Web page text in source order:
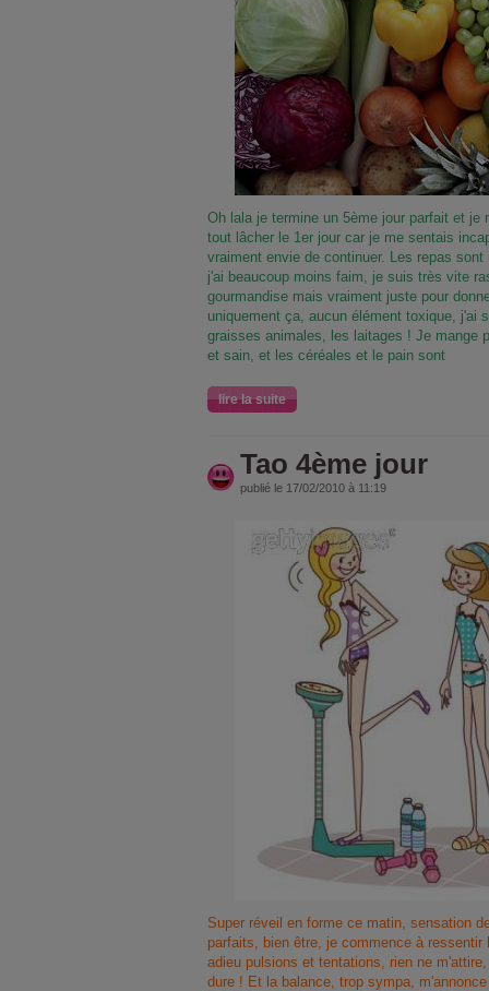
Oh lala je termine un 5ème jour parfait et je
tout lâcher le 1er jour car je me sentais
vraiment envie de continuer. Les repas
j'ai beaucoup moins faim, je suis très vite
gourmandise mais vraiment juste pour
uniquement ça, aucun élément toxique, j'ai
graisses animales, les laitages ! Je mange
et sain, et les céréales et le pain sont
lire la suite
Tao 4ème jour
publié le 17/02/2010 à 11:19
Super réveil en forme ce matin, sensation
parfaits, bien être, je commence à
adieu pulsions et tentations, rien ne
dure ! Et la balance, trop sympa,